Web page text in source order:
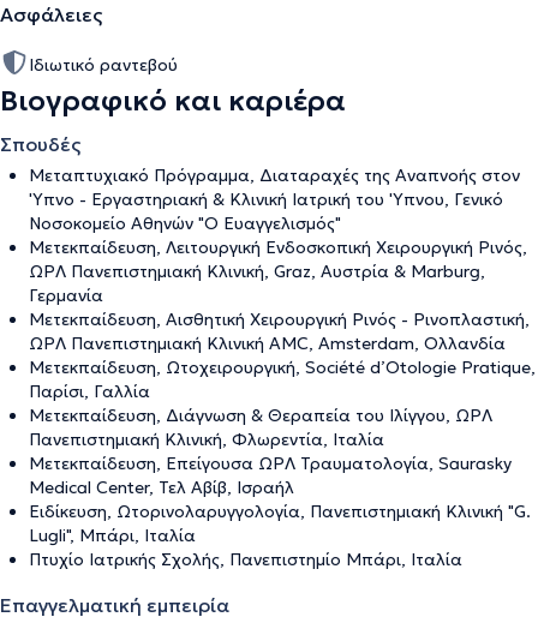
Ασφάλειες
Ιδιωτικό ραντεβού
Βιογραφικό και καριέρα
Σπουδές
Μεταπτυχιακό Πρόγραμμα, Διαταραχές της Αναπνοής στον
'Υπνο - Εργαστηριακή & Κλινική Ιατρική του 'Υπνου, Γενικό
Νοσοκομείο Αθηνών "Ο Ευαγγελισμός"
Μετεκπαίδευση, Λειτουργική Ενδοσκοπική Χειρουργική Ρινός,
ΩΡΛ Πανεπιστημιακή Κλινική, Graz, Αυστρία & Marburg,
Γερμανία
Μετεκπαίδευση, Αισθητική Χειρουργική Ρινός - Ρινοπλαστική,
ΩΡΛ Πανεπιστημιακή Κλινική AMC, Amsterdam, Ολλανδία
Μετεκπαίδευση, Ωτοχειρουργική, Société d’Otologie Pratique,
Παρίσι, Γαλλία
Μετεκπαίδευση, Διάγνωση & Θεραπεία του Ιλίγγου, ΩΡΛ
Πανεπιστημιακή Κλινική, Φλωρεντία, Ιταλία
Μετεκπαίδευση, Επείγουσα ΩΡΛ Τραυματολογία, Saurasky
Medical Center, Τελ Αβίβ, Ισραήλ
Ειδίκευση, Ωτορινολαρυγγολογία, Πανεπιστημιακή Κλινική "G.
Lugli", Μπάρι, Ιταλία
Πτυχίο Ιατρικής Σχολής, Πανεπιστημίο Μπάρι, Ιταλία
Επαγγελματική εμπειρία